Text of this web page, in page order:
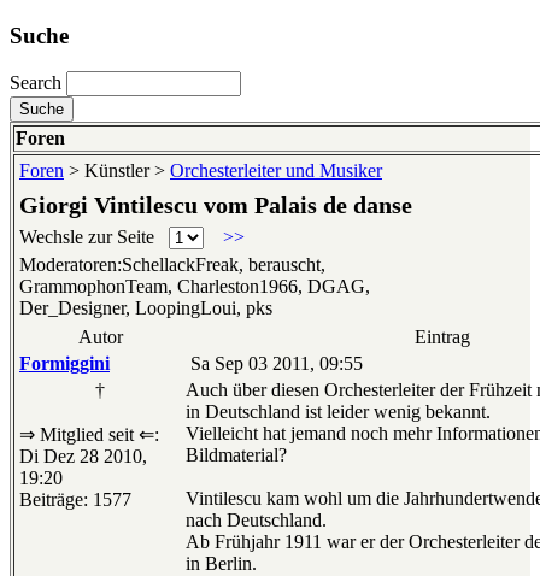
Suche
Search
Foren
Foren > Künstler > Orchesterleiter und Musiker
Giorgi Vintilescu vom Palais de danse
Wechsle zur Seite
>>
Moderatoren:SchellackFreak, berauscht,
GrammophonTeam, Charleston1966, DGAG,
Der_Designer, LoopingLoui, pks
Autor
Eintrag
Formiggini
Sa Sep 03 2011, 09:55
†
⇒ Mitglied seit ⇐:
Di Dez 28 2010,
19:20
Beiträge: 1577
Auch über diesen Orchesterleiter der Frühzeit
in Deutschland ist leider wenig bekannt.
Vielleicht hat jemand noch mehr
Bildmaterial?
Vintilescu kam wohl um die
nach Deutschland.
Ab Frühjahr 1911 war er der Orchesterleiter
in Berlin.